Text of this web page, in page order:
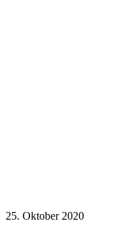
25. Oktober 2020